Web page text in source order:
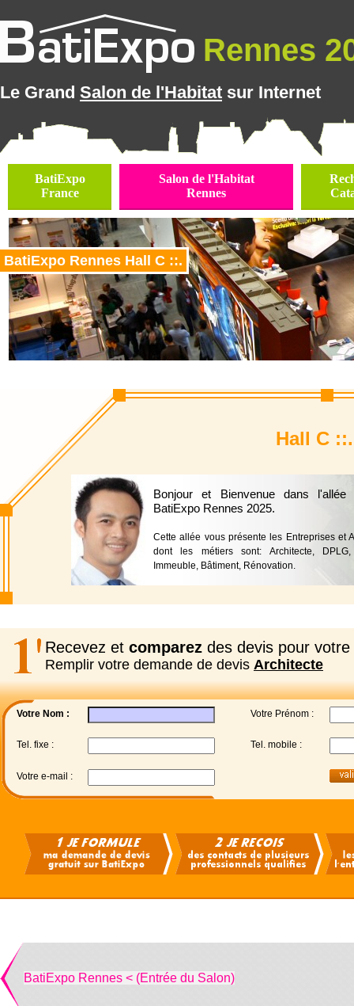
Rennes
Le Grand Salon de l'Habitat sur Internet
BatiExpo
France
Salon de l'Habitat
Rennes
BatiExpo Rennes Hall C ::.
Hall C
Bonjour et Bienvenue dans l'allée
BatiExpo Rennes 2025.
Cette allée vous présente les Entreprises et
dont les métiers sont: Architecte,
Immeuble, Bâtiment, Rénovation.
Recevez et comparez des devis pour votre
Remplir votre demande de devis Architecte
Votre Nom : Votre Prénom :
Tel. fixe : Tel. mobile :
Votre e-mail :
BatiExpo Rennes < (Entrée du Salon)